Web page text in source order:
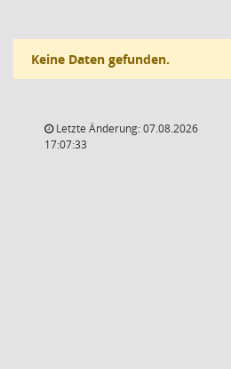
Keine Daten gefunden.
Letzte Änderung: 07.08.2026
17:07:33